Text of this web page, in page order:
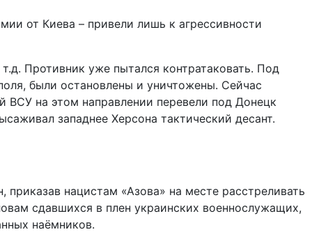
от Киева – привели лишь к агрессивности
Противник уже пытался контратаковать. Под
были остановлены и уничтожены. Сейчас
на этом направлении перевели под Донецк
западнее Херсона тактический десант.
нацистам «Азова» на месте расстреливать
сдавшихся в плен украинских военнослужащих,
наёмников.